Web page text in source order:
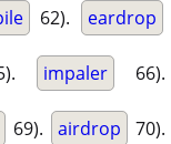
62). eardrop
impaler 66).
69). airdrop 70).